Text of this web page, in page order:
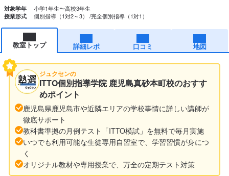
対象学年 小学1年生〜高校3年生
授業形式 個別指導（1対2～3） 完全個別指導（1対1）
教室トップ 詳細レポ 口コミ 地図
ジュクセンの
ITTO個別指導学院 鹿児島真砂本町校のおすす
めポイント
鹿児島県鹿児島市や近隣エリアの学校事情に詳しい講師が
徹底サポート
教科書準拠の月例テスト「ITTO模試」を無料で毎月実施
いつでも利用可能な生徒専用自習室で、学習習慣が身につ
く
オリジナル教材や専用授業で、万全の定期テスト対策